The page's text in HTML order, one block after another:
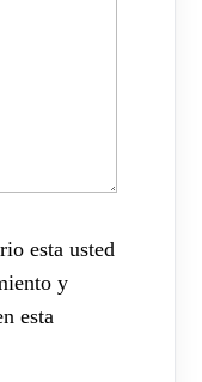
esta usted
y
esta